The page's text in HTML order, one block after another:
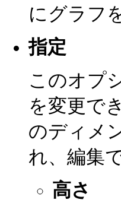
にグラフ
指定
このオプ
を変更で
のディメ
れ、編集
高さ